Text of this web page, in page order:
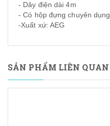
- Dây điện dài 4m
- Có hộp đựng chuyên dụng
-Xuất xứ: AEG
SẢN PHẨM LIÊN QUAN